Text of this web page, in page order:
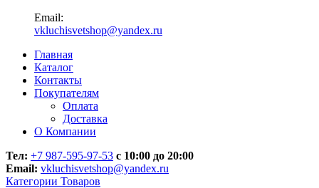
Email:
vkluchisvetshop@yandex.ru
Главная
Каталог
Контакты
Покупателям
Оплата
Доставка
О Компании
Тел: +7 987-595-97-53 с 10:00 до 20:00
Email: vkluchisvetshop@yandex.ru
Категории Товаров